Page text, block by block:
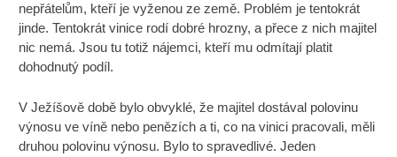
nepřátelům, kteří je vyženou ze země. Problém je tentokrát
jinde. Tentokrát vinice rodí dobré hrozny, a přece z nich majitel
nic nemá. Jsou tu totiž nájemci, kteří mu odmítají platit
dohodnutý podíl.
V Ježíšově době bylo obvyklé, že majitel dostával polovinu
výnosu ve víně nebo penězích a ti, co na vinici pracovali, měli
druhou polovinu výnosu. Bylo to spravedlivé. Jeden